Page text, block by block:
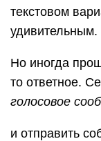
текстовом
удивительным.
Но иногда
то ответное.
голосовое
и отправить